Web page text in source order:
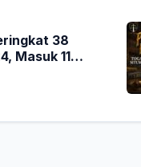
38
Masuk 11